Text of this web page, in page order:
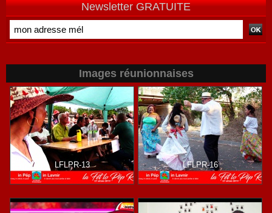
Newsletter GRATUITE
Images réunionnaises
LFLPR-13 LFLPR-16